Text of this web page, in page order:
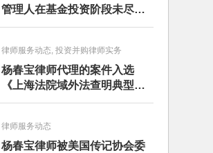
管理人在基金投资阶段未尽勤
勉义务的赔偿责任
律师服务动态, 投资并购律师实务
杨春宝律师代理的案件入选
《上海法院域外法查明典型案
例》
律师服务动态
杨春宝律师被美国传记协会委